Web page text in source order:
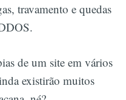
travamento e quedas
de um site em vários
existirão muitos